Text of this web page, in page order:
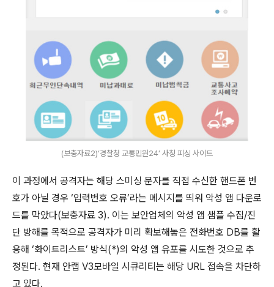
(보충자료2)‘경찰청 교통민원24’ 사칭 피싱 사이트
이 과정에서 공격자는 해당 스미싱 문자를 직접 수신한 핸드폰 번
호가 아닐 경우 ‘입력번호 오류’라는 메시지를 띄워 악성 앱 다운로
드를 막았다(보충자료 3). 이는 보안업체의 악성 앱 샘플 수집/진
단 방해를 목적으로 공격자가 미리 확보해놓은 전화번호 DB를 활
용해 ‘화이트리스트’ 방식(*)의 악성 앱 유포를 시도한 것으로 추
정된다. 현재 안랩 V3모바일 시큐리티는 해당 URL 접속을 차단하
고 있다.